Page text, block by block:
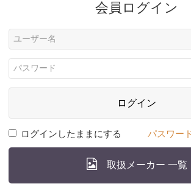
会員ログイン
ログイン
ログインしたままにする パスワー
取扱メーカー 一覧